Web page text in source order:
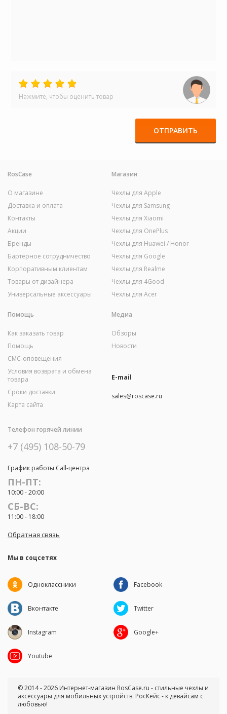
Нажмите, чтобы оценить товар
ОТПРАВИТЬ
RosCase
О магазине
Доставка и оплата
Контакты
Акции
Бренды
Бартерное сотрудничество
Корпоративным клиентам
Товары от дизайнера
Универсальные аксессуары
Магазин
Чехлы для Apple
Чехлы для Samsung
Чехлы для Xiaomi
Чехлы для OnePlus
Чехлы для Huawei / Honor
Чехлы для Google
Чехлы для Realme
Чехлы для 4Good
Чехлы для Acer
Помощь
Как заказать товар
Помощь
СМС-оповещения
Условия возврата и обмена
товара
Сроки доставки
Карта сайта
Медиа
Обзоры
Новости
E-mail
sales@roscase.ru
Телефон горячей линии
+7 (495) 108-50-79
График работы Call-центра
ПН-ПТ:
10:00 - 20:00
СБ-ВС:
11:00 - 18:00
Обратная связь
Мы в соцсетях
Одноклассники Facebook
Вконтакте Twitter
Instagram Google+
Youtube
© 2014 - 2026 Интернет-магазин RosCase.ru - стильные чехлы и
аксессуары для мобильных устройств. РосКейс - к девайсам с
любовью!